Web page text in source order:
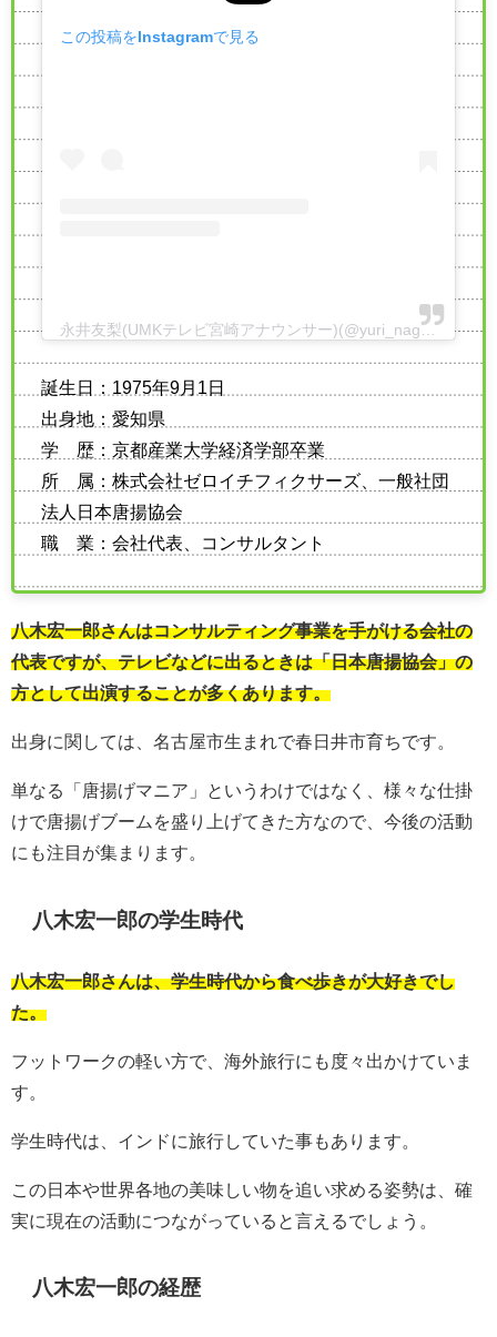
この投稿をInstagramで見る
永井友梨(UMKテレビ宮崎アナウンサー)(@yuri_nagai_)がシェアした投稿
誕生日：1975年9月1日
出身地：愛知県
学 歴：京都産業大学経済学部卒業
所 属：株式会社ゼロイチフィクサーズ、一般社団
法人日本唐揚協会
職 業：会社代表、コンサルタント
八木宏一郎さんはコンサルティング事業を手がける会社の
代表ですが、テレビなどに出るときは「日本唐揚協会」の
方として出演することが多くあります。
出身に関しては、名古屋市生まれで春日井市育ちです。
単なる「唐揚げマニア」というわけではなく、様々な仕掛
けで唐揚げブームを盛り上げてきた方なので、今後の活動
にも注目が集まります。
八木宏一郎の学生時代
八木宏一郎さんは、学生時代から食べ歩きが大好きでし
た。
フットワークの軽い方で、海外旅行にも度々出かけていま
す。
学生時代は、インドに旅行していた事もあります。
この日本や世界各地の美味しい物を追い求める姿勢は、確
実に現在の活動につながっていると言えるでしょう。
八木宏一郎の経歴